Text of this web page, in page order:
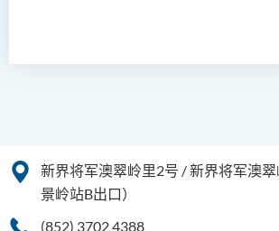
新界将军澳翠岭里2号 / 新界将军澳
景岭站B出口）
(852) 3702 4388